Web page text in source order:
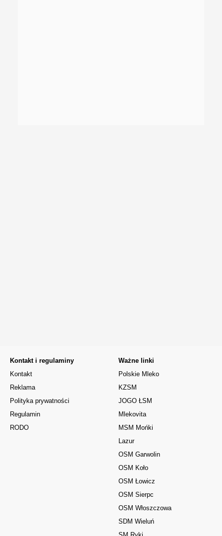
Kontakt i regulaminy
Kontakt
Reklama
Polityka prywatności
Regulamin
RODO
Ważne linki
Polskie Mleko
KZSM
JOGO ŁSM
Mlekovita
MSM Mońki
Lazur
OSM Garwolin
OSM Koło
OSM Łowicz
OSM Sierpc
OSM Włoszczowa
SDM Wieluń